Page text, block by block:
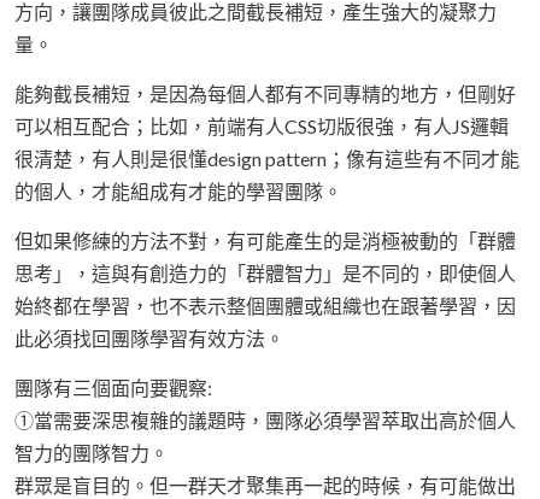
方向，讓團隊成員彼此之間截長補短，產生強大的凝聚力
量。
能夠截長補短，是因為每個人都有不同專精的地方，但剛好
可以相互配合；比如，前端有人CSS切版很強，有人JS邏輯
很清楚，有人則是很懂design pattern；像有這些有不同才能
的個人，才能組成有才能的學習團隊。
但如果修練的方法不對，有可能產生的是消極被動的「群體
思考」，這與有創造力的「群體智力」是不同的，即使個人
始終都在學習，也不表示整個團體或組織也在跟著學習，因
此必須找回團隊學習有效方法。
團隊有三個面向要觀察:
①當需要深思複雜的議題時，團隊必須學習萃取出高於個人
智力的團隊智力。
群眾是盲目的。但一群天才聚集再一起的時候，有可能做出